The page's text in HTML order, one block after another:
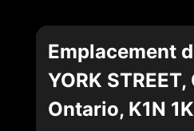
Emplacement
YORK
Ontario, K1N